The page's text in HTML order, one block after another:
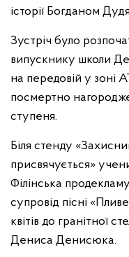
історії Богданом
Зустріч було
випускнику школи
на передовій у зоні
посмертно
ступеня.
Біля стенду
присвячується»
Філінська
супровід пісні
квітів до гранітної
Дениса Денисюка.